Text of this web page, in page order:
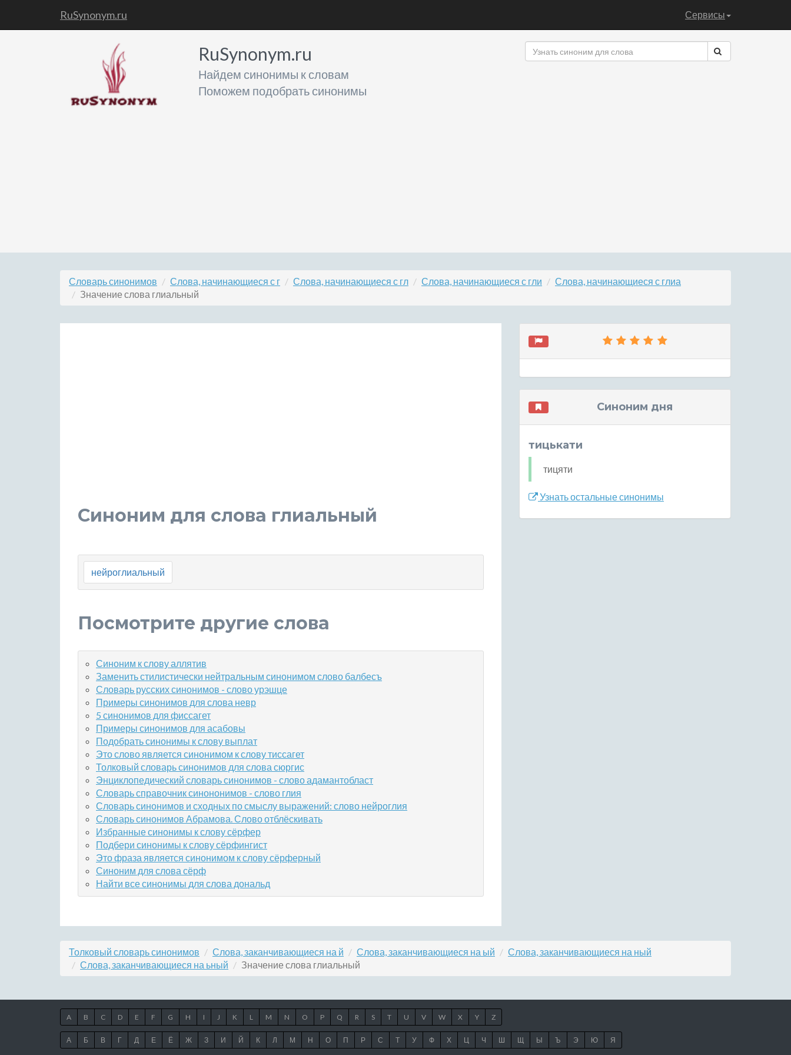
RuSynonym.ru Сервисы
RuSynonym.ru
Найдем синонимы к словам
Поможем подобрать синонимы
Словарь синонимов Слова, начинающиеся с г Слова, начинающиеся с гл Слова, начинающиеся с гли
Слова, начинающиеся с глиа
Значение слова глиальный
Синоним для слова глиальный
нейроглиальный
Посмотрите другие слова
Синоним к слову аллятив
Заменить стилистически нейтральным синонимом слово балбесъ
Словарь русских синонимов - слово урэшце
Примеры синонимов для слова невр
5 синонимов для фиссагет
Примеры синонимов для асабовы
Подобрать синонимы к слову выплат
Это слово является синонимом к слову тиссагет
Толковый словарь синонимов для слова сюргис
Энциклопедический словарь синонимов - слово адамантобласт
Словарь справочник синононимов - слово глия
Словарь синонимов и сходных по смыслу выражений: слово нейроглия
Словарь синонимов Абрамова. Слово отблёскивать
Избранные синонимы к слову сёрфер
Подбери синонимы к слову сёрфингист
Это фраза является синонимом к слову сёрферный
Синоним для слова сёрф
Найти все синонимы для слова дональд
Синоним дня
тицькати
тицяти
Узнать остальные синонимы
Толковый словарь синонимов Слова, заканчивающиеся на й Слова, заканчивающиеся на ый
Слова, заканчивающиеся на ный
Слова, заканчивающиеся на ьный
Значение слова глиальный
A B C D E F G H I J K L M N O P Q R S T U V W X Y Z
А Б В Г Д Е Ё Ж З И Й К Л М Н О П Р С Т У Ф Х Ц Ч Ш Щ Ы Ъ Э Ю Я